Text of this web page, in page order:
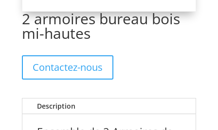
2 armoires bureau bois
mi-hautes
Contactez-nous
Description